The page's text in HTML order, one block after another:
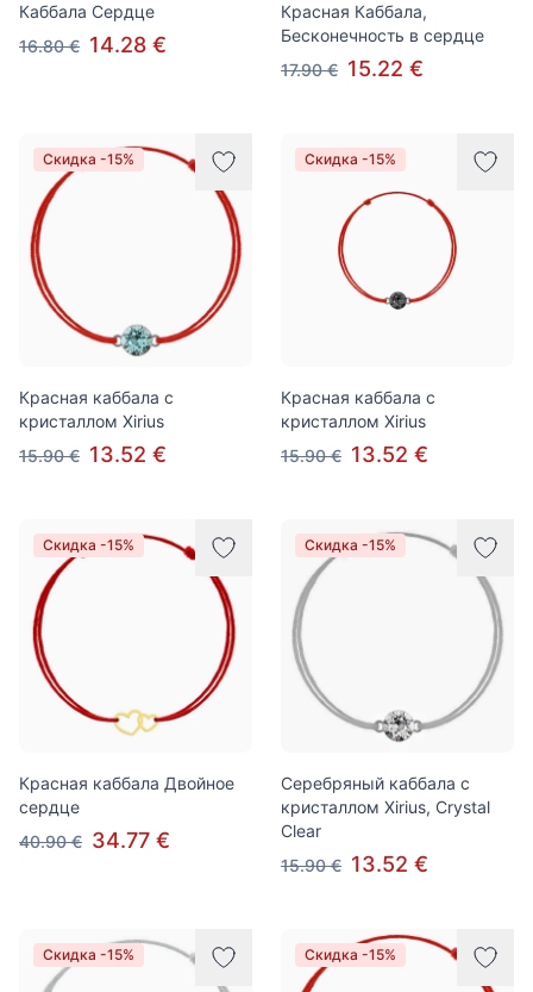
Каббала Сердце
16.80 € 14.28 €
Красная Каббала,
Бесконечность в сердце
17.90 € 15.22 €
Скидка -15%
Красная каббала с
кристаллом Xirius
15.90 € 13.52 €
Скидка -15%
Красная каббала с
кристаллом Xirius
15.90 € 13.52 €
Скидка -15%
Красная каббала Двойное
сердце
40.90 € 34.77 €
Скидка -15%
Серебряный каббала с
кристаллом Xirius, Crystal
Clear
15.90 € 13.52 €
Скидка -15% Скидка -15%